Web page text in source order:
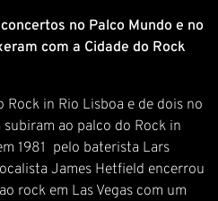
no Palco Mundo e no
com a Cidade do Rock
in Rio Lisboa e de dois no
ao palco do Rock in
1981 pelo baterista Lars
James Hetfield encerrou
rock em Las Vegas com um